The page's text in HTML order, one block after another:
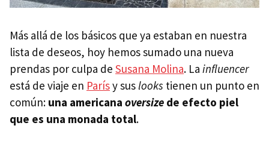
Más allá de los básicos que ya estaban en nuestra
lista de deseos, hoy hemos sumado una nueva
prendas por culpa de Susana Molina. La influencer
está de viaje en Parísy suslooks tienen un punto en
común: una americana oversize de efecto piel
que es una monada total.